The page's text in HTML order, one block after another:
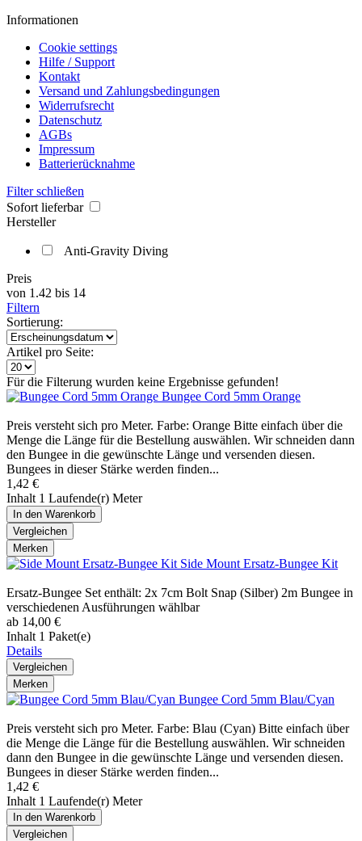
Informationen
Cookie settings
Hilfe / Support
Kontakt
Versand und Zahlungsbedingungen
Widerrufsrecht
Datenschutz
AGBs
Impressum
Batterierücknahme
Filter schließen
Sofort lieferbar
Hersteller
Anti-Gravity Diving
Preis
von 1.42 bis 14
Filtern
Sortierung:
Artikel pro Seite:
Für die Filterung wurden keine Ergebnisse gefunden!
Bungee Cord 5mm Orange
Preis versteht sich pro Meter. Farbe: Orange Bitte einfach über die
Menge die Länge für die Bestellung auswählen. Wir schneiden dann
den Bungee in die gewünschte Länge und versenden diesen.
Bungees in dieser Stärke werden finden...
1,42 €
Inhalt 1 Laufende(r) Meter
In den Warenkorb
Vergleichen
Merken
Side Mount Ersatz-Bungee Kit
Ersatz-Bungee Set enthält: 2x 7cm Bolt Snap (Silber) 2m Bungee in
verschiedenen Ausführungen wählbar
ab 14,00 €
Inhalt 1 Paket(e)
Details
Vergleichen
Merken
Bungee Cord 5mm Blau/Cyan
Preis versteht sich pro Meter. Farbe: Blau (Cyan) Bitte einfach über
die Menge die Länge für die Bestellung auswählen. Wir schneiden
dann den Bungee in die gewünschte Länge und versenden diesen.
Bungees in dieser Stärke werden finden...
1,42 €
Inhalt 1 Laufende(r) Meter
In den Warenkorb
Vergleichen